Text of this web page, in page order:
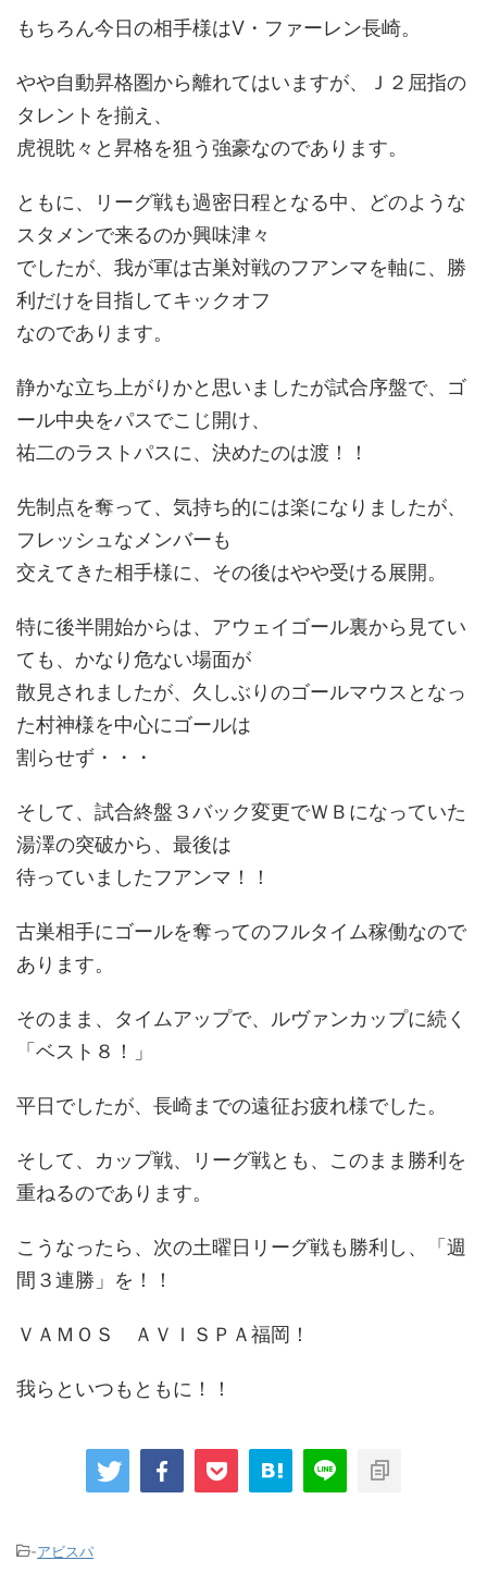
もちろん今日の相手様はⅤ・ファーレン長崎。
やや自動昇格圏から離れてはいますが、Ｊ２屈指の
タレントを揃え、
虎視眈々と昇格を狙う強豪なのであります。
ともに、リーグ戦も過密日程となる中、どのような
スタメンで来るのか興味津々
でしたが、我が軍は古巣対戦のフアンマを軸に、勝
利だけを目指してキックオフ
なのであります。
静かな立ち上がりかと思いましたが試合序盤で、ゴ
ール中央をパスでこじ開け、
祐二のラストパスに、決めたのは渡！！
先制点を奪って、気持ち的には楽になりましたが、
フレッシュなメンバーも
交えてきた相手様に、その後はやや受ける展開。
特に後半開始からは、アウェイゴール裏から見てい
ても、かなり危ない場面が
散見されましたが、久しぶりのゴールマウスとなっ
た村神様を中心にゴールは
割らせず・・・
そして、試合終盤３バック変更でＷＢになっていた
湯澤の突破から、最後は
待っていましたフアンマ！！
古巣相手にゴールを奪ってのフルタイム稼働なので
あります。
そのまま、タイムアップで、ルヴァンカップに続く
「ベスト８！」
平日でしたが、長崎までの遠征お疲れ様でした。
そして、カップ戦、リーグ戦とも、このまま勝利を
重ねるのであります。
こうなったら、次の土曜日リーグ戦も勝利し、「週
間３連勝」を！！
ＶＡＭＯＳ ＡＶＩＳＰＡ福岡！
我らといつもともに！！
-アビスパ